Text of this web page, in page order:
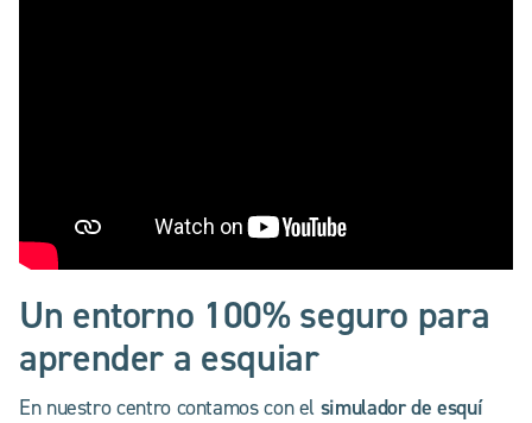
Un entorno 100% seguro para
aprender a esquiar
En nuestro centro contamos con el simulador de esquí